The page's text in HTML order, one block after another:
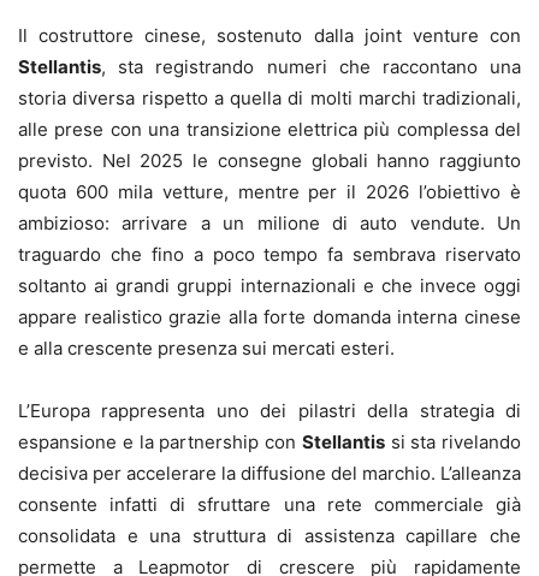
Il costruttore cinese, sostenuto dalla joint venture con
Stellantis, sta registrando numeri che raccontano una
storia diversa rispetto a quella di molti marchi tradizionali,
alle prese con una transizione elettrica più complessa del
previsto. Nel 2025 le consegne globali hanno raggiunto
quota 600 mila vetture, mentre per il 2026 l’obiettivo è
ambizioso: arrivare a un milione di auto vendute. Un
traguardo che fino a poco tempo fa sembrava riservato
soltanto ai grandi gruppi internazionali e che invece oggi
appare realistico grazie alla forte domanda interna cinese
e alla crescente presenza sui mercati esteri.
L’Europa rappresenta uno dei pilastri della strategia di
espansione e la partnership con Stellantissi sta rivelando
decisiva per accelerare la diffusione del marchio. L’alleanza
consente infatti di sfruttare una rete commerciale già
consolidata e una struttura di assistenza capillare che
permette a Leapmotor di crescere più rapidamente